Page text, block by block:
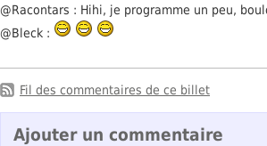
@Racontars : Hihi, je programme un peu,
@Bleck :
Fil des commentaires de ce billet
Ajouter un commentaire